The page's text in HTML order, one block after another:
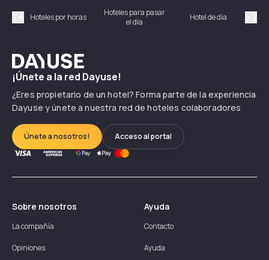
Précédent
Hoteles por horas
Hoteles para pasar
el día
Hotel de día
Dayuse
¡Únete a la red Dayuse!
¿Eres propietario de un hotel? Forma parte de la experiencia
Dayuse y únete a nuestra red de hoteles colaboradores
Únete a nosotros! Acceso al portal
Sobre nosotros
La compañía
Opiniones
Ayuda
Contacto
Ayuda